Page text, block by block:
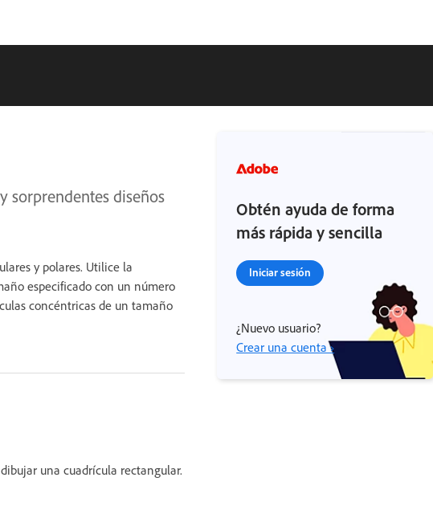
sorprendentes diseños
y polares. Utilice la
especificado con un número
concéntricas de un tamaño
una cuadrícula rectangular.
Obtén ayuda de forma
más rápida y sencilla
Iniciar sesión
¿Nuevo usuario?
Crear una cuenta ›